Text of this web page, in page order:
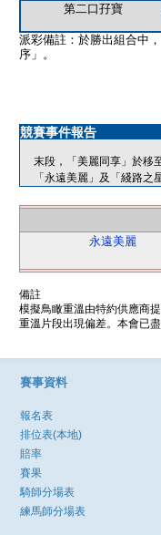
第二口孖寶
派彩備註：於勝出組合中
序」。
競賽事件報告
末段，「美麗同享」於移
「永遠美麗」及「綫路之
永遠美麗
備註
模擬鳥瞰重溫由特約供應商
重溫片段出現偏差。本會已
賽事資料
報名表
排位表(本地)
賠率
賽果
騎師分場表
練馬師分場表